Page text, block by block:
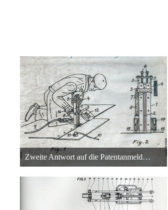
Zweite Antwort auf die Patentanmeldung des Punktschweißgeräts in Rüsselsheim - Teil3
26. Oktober 2013 um 03:36
22